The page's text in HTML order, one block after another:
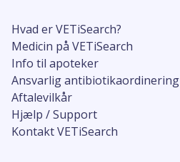
Hvad er VETiSearch?
Medicin på VETiSearch
Info til apoteker
Ansvarlig antibiotikaordinering
Aftalevilkår
Hjælp / Support
Kontakt VETiSearch